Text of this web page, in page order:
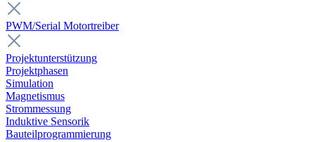
PWM/Serial Motortreiber
Projektunterstützung
Projektphasen
Simulation
Magnetismus
Strommessung
Induktive Sensorik
Bauteilprogrammierung